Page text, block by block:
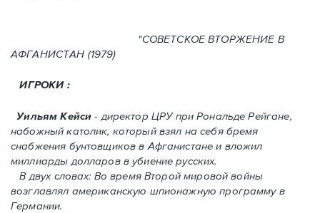
"СОВЕТСКОЕ ВТОРЖЕНИЕ В
АФГАНИСТАН (1979)
ИГРОКИ :
Уильям Кейси - директор ЦРУ при Рональде Рейгане,
набожный католик, который взял на себя бремя
снабжения бунтовщиков в Aфганистане и вложил
миллиарды долларов в убиение русских.
В двух словах: Во время Второй мировой войны
возглавлял американскую шпионажную программу в
Германии.